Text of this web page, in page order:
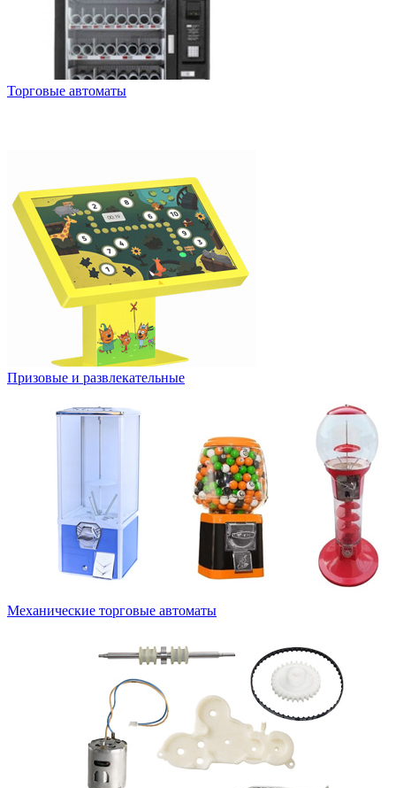
Торговые автоматы
Призовые и развлекательные
Механические торговые автоматы